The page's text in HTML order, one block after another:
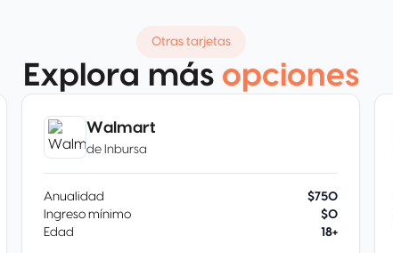
Otras tarjetas
Explora más opciones
Walmart
de Inbursa
Anualidad
$750
Ingreso mínimo
$0
Edad
18+